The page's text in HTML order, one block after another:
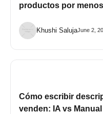
productos por
Khushi SalujaJune 2,
Cómo escribir
venden: IA vs